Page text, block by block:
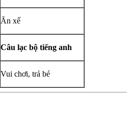
Ăn xế
Câu lạc bộ tiếng anh
Vui chơi, trả bé